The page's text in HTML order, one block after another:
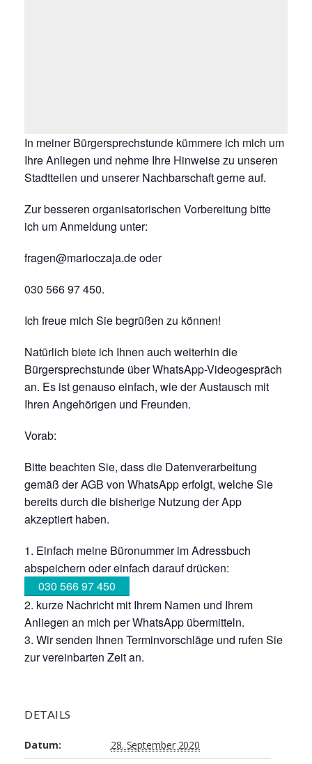
In meiner Bürgersprechstunde kümmere ich mich um
Ihre Anliegen und nehme Ihre Hinweise zu unseren
Stadtteilen und unserer Nachbarschaft gerne auf.
Zur besseren organisatorischen Vorbereitung bitte
ich um Anmeldung unter:
fragen@marioczaja.de oder
030 566 97 450.
Ich freue mich Sie begrüßen zu können!
Natürlich biete ich Ihnen auch weiterhin die
Bürgersprechstunde über WhatsApp-Videogespräch
an. Es ist genauso einfach, wie der Austausch mit
Ihren Angehörigen und Freunden.
Vorab:
Bitte beachten Sie, dass die Datenverarbeitung
gemäß der AGB von WhatsApp erfolgt, welche Sie
bereits durch die bisherige Nutzung der App
akzeptiert haben.
Einfach meine Büronummer im Adressbuch
abspeichern oder einfach darauf drücken:
030 566 97 450
kurze Nachricht mit Ihrem Namen und Ihrem
Anliegen an mich per WhatsApp übermitteln.
Wir senden Ihnen Terminvorschläge und rufen Sie
zur vereinbarten Zeit an.
DETAILS
Datum: 28. September 2020